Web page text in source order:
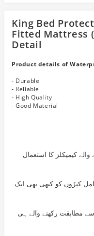
King Bed
Fitted Mattress
Detail
Product details of
- Durable
- Reliable
- High Quality
- Good Material
کیمیکلز کا استعمال
کپڑوں کو کبھی بھی ایک
مطابقت رکھنے والے ہی